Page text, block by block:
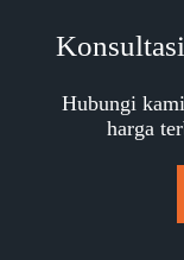
Hubungi
harga